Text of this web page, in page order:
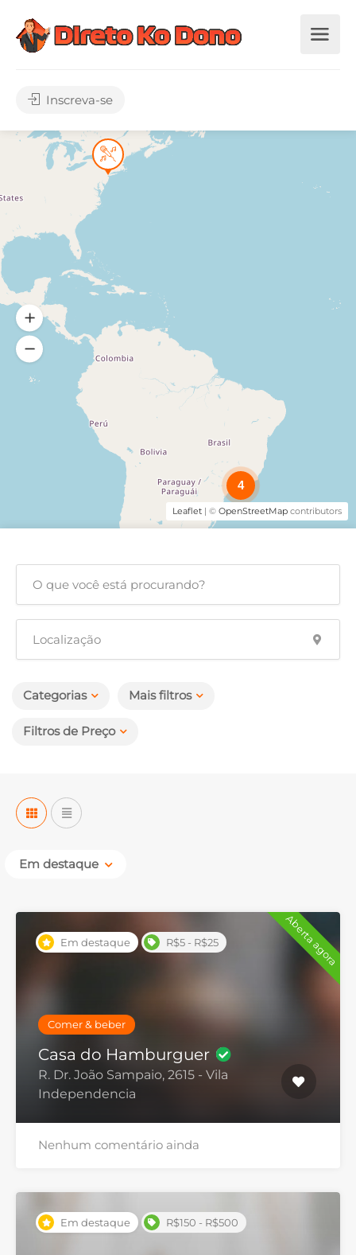
Inscreva-se
Categorias Mais filtros
Filtros de Preço
Em destaque
Em destaque R$5 - R$25 Aberta agora
Comer & beber
Casa do Hamburguer
R. Dr. João Sampaio, 2615 - Vila
Independencia
Nenhum comentário ainda
Em destaque R$150 - R$500
4
Leaflet | © OpenStreetMap contributors